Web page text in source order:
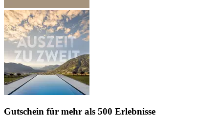
Gutschein für mehr als 500 Erlebnisse